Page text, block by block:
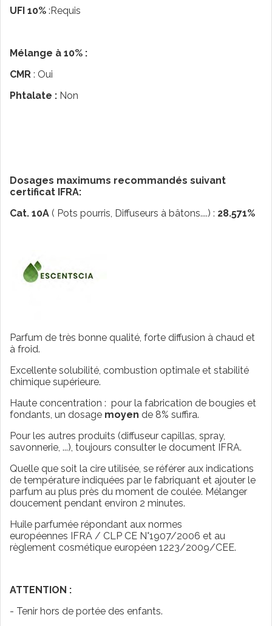
UFI 10% :Requis
Mélange à 10% :
CMR : Oui
Phtalate : Non
Dosages maximums recommandés suivant
certificat IFRA:
Cat. 10A ( Pots pourris, Diffuseurs à bâtons....) : 28.571%
Parfum de très bonne qualité, forte diffusion à chaud et
à froid.
Excellente solubilité, combustion optimale et stabilité
chimique supérieure.
Haute concentration : pour la fabrication de bougies et
fondants, un dosage moyen de 8% suffira.
Pour les autres produits (diffuseur capillas, spray,
savonnerie, ...), toujours consulter le document IFRA.
Quelle que soit la cire utilisée, se référer aux indications
de température indiquées par le fabriquant et ajouter le
parfum au plus près du moment de coulée. Mélanger
doucement pendant environ 2 minutes.
Huile parfumée répondant aux normes
européennes IFRA / CLP CE N°1907/2006 et au
règlement cosmétique européen 1223/2009/CEE.
ATTENTION :
- Tenir hors de portée des enfants.